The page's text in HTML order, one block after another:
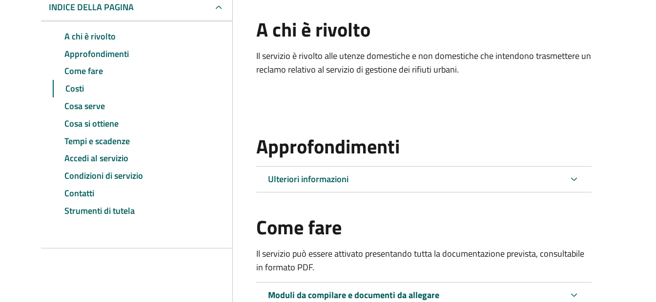
INDICE DELLA PAGINA
A chi è rivolto
Approfondimenti
Come fare
Costi
Cosa serve
Cosa si ottiene
Tempi e scadenze
Accedi al servizio
Condizioni di servizio
Contatti
Strumenti di tutela
A chi è rivolto
Il servizio è rivolto alle utenze domestiche e non domestiche che intendono trasmettere un
reclamo relativo al servizio di gestione dei rifiuti urbani.
Approfondimenti
Ulteriori informazioni
Come fare
Il servizio può essere attivato presentando tutta la documentazione prevista, consultabile
in formato PDF.
Moduli da compilare e documenti da allegare